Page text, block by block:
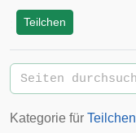
Teilchen
Kategorie für Teilchen